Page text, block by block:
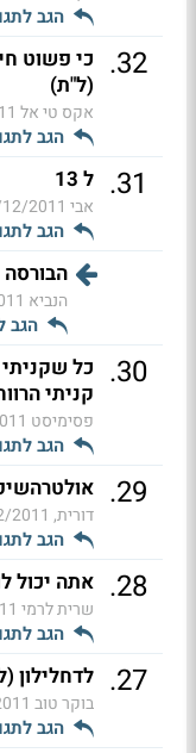
הגב
32
. כי פשוט
(ל"ת)
אקס טי אל
הגב
31
. ל 13
אבי 2011 10:03
הגב
הנביא
הגב
30
. כל
קניתי
פסימיסט
הגב
29
.
דורית, 09:58
הגב
28
. אתה יכול
שרית לרמי
הגב
27
. לדחלילון
בוקר טוב
הגב